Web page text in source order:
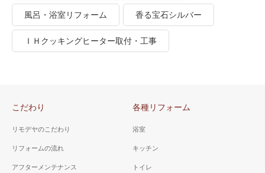
風呂・浴室リフォーム 香る宝石シルバー
ＩＨクッキングヒーター取付・工事
こだわり
リモデヤのこだわり
リフォームの流れ
アフターメンテナンス
各種リフォーム
浴室
キッチン
トイレ